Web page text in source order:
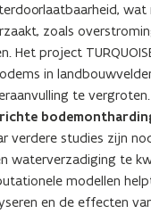
wat
zoals
Het project
in
te
verdere studies zijn
waterverzadiging te
modellen
en de effecten